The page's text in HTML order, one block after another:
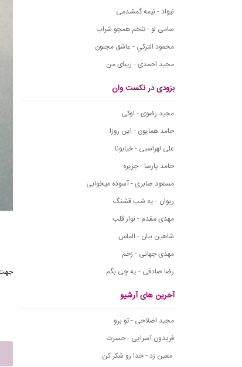
نیواد - نیمه گمشدمی
سامی لو - تلخم همچو شراب
محمود التركي - عاشق مجنون
مجید احمدی - زیبای من
بزودی در نکست وان
مجید رضوی - اوکی
حامد همایون - این روزا
علی لهراسبی - خیابونا
حامد پارسا - جزیره
مسعود صابری - آسوده میخوابی
ریوان - یه شب قشنگ
مهدی مقدم - نوار قلب
شاهین بنان - الماس
مهدی جهانی - زخم
رضا صادقی - یه چی بگم
آخرین های آرشیو
مجید اصلاحی - تو برو
فریدون آسرایی - حسرت
معین زد - خدا رو شکر کن
جهت